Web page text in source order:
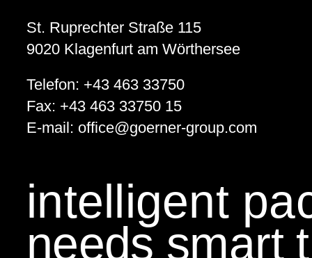
St. Ruprechter Straße 115
9020 Klagenfurt am Wörthersee
Telefon: +43 463 33750
Fax: +43 463 33750 15
E-mail: office@goerner-group.com
intelligent
needs smart